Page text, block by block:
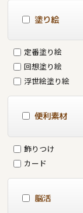
塗り絵
定番塗り絵
回想塗り絵
浮世絵塗り絵
便利素材
飾りつけ
カード
脳活